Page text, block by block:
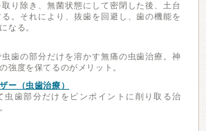
り除き、無菌状態にして密閉した後、土台
。それにより、抜歯を回避し、歯の機能を
なる。
歯の部分だけを溶かす無痛の虫歯治療。神
強度を保てるのがメリット。
ー（虫歯治療）
虫歯部分だけをピンポイントに削り取る治